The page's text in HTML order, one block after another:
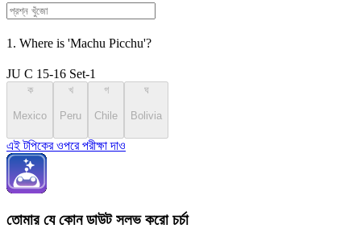
1. Where is 'Machu Picchu'?
JU C 15-16 Set-1
ক
Mexico
খ
Peru
গ
Chile
ঘ
Bolivia
এই টপিকের ওপরে পরীক্ষা দাও
তোমার যে কোন ডাউট সলভ করো চর্চা